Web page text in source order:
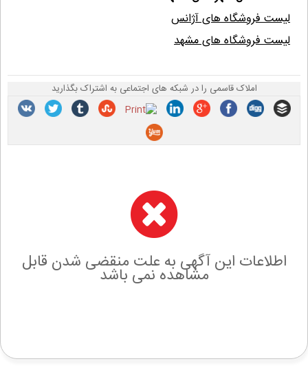
لیست فروشگاه های آژانس
لیست فروشگاه های مشهد
املاک قاسمی را در شبکه های اجتماعی به اشتراک بگذارید
اطلاعات این آگهی به علت منقضی شدن قابل
مشاهده نمی باشد